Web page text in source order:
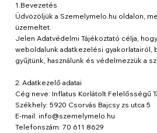
1.Bevezetés
Üdvözöljük a Szemelymelo.hu oldalon,
üzemeltet.
Jelen Adatvédelmi Tájékoztató célja,
weboldalunk adatkezelési gyakorlatairól,
gyűjtünk, használunk és védelmezzük a
2. Adatkezelő adatai
Cég neve: Inflatus Korlátolt Felelősségű
Székhely: 5920 Csorvás Bajcsy zs utca 5
E-mail: info@szemelymelo.hu
Telefonszám: 70 611 8629